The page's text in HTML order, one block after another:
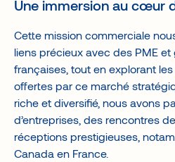
Une immersion au cœur
Cette mission commerciale
liens précieux avec des PME
françaises, tout en explorant
offertes par ce marché
riche et diversifié, nous avons
d’entreprises, des rencontres
réceptions prestigieuses,
Canada en France.